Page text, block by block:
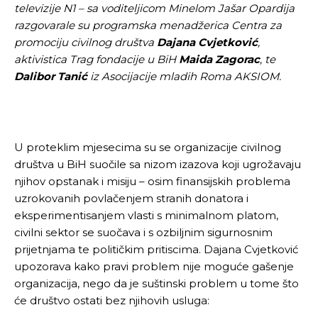
televizije N1 – sa voditeljicom Minelom Jašar Opardija
razgovarale su programska menadžerica Centra za
promociju civilnog društva Dajana Cvjetković,
aktivistica Trag fondacije u BiH Maida Zagorac, te
Dalibor Tanićiz Asocijacije mladih Roma AKSIOM.
U proteklim mjesecima su se organizacije civilnog
društva u BiH suočile sa nizom izazova koji ugrožavaju
njihov opstanak i misiju – osim finansijskih problema
uzrokovanih povlačenjem stranih donatora i
eksperimentisanjem vlasti s minimalnom platom,
civilni sektor se suočava i s ozbiljnim sigurnosnim
prijetnjama te političkim pritiscima. Dajana Cvjetković
upozorava kako pravi problem nije moguće gašenje
organizacija, nego da je suštinski problem u tome što
će društvo ostati bez njihovih usluga: